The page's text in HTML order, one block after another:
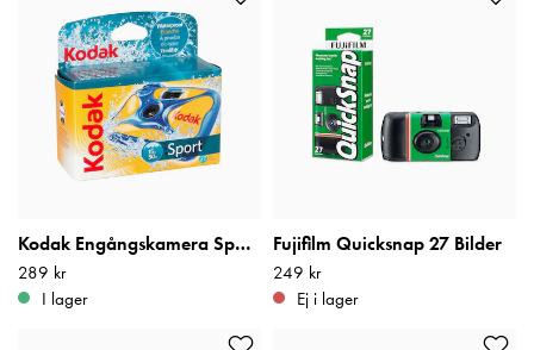
Kodak Engångskamera Sport 27 bilder
Pris: 289 kr
289 kr
I lager
Fujifilm Quicksnap 27 Bilder
Pris: 249 kr
249 kr
Ej i lager